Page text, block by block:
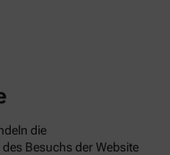
die
Besuchs der Website